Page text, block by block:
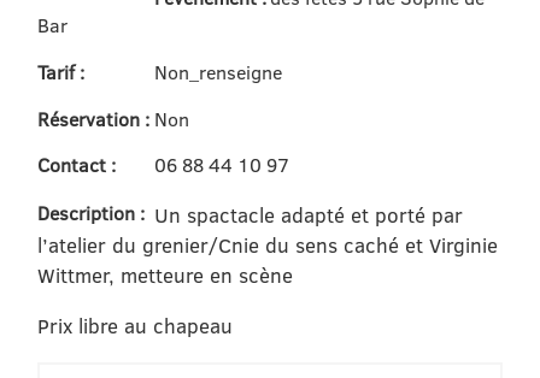
Bar
Tarif :
Non_renseigne
Réservation : Non
Contact :
06 88 44 10 97
Description : Un spactacle adapté et porté par
l’atelier du grenier/Cnie du sens caché et Virginie
Wittmer, metteure en scène
Prix libre au chapeau